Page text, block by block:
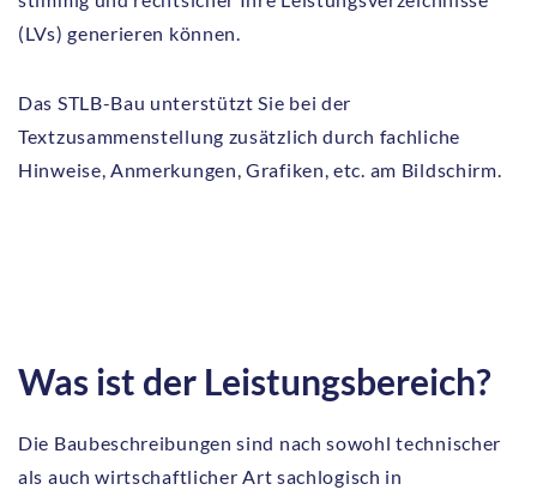
(LVs) generieren können.
Das STLB-Bau unterstützt Sie bei der
Textzusammenstellung zusätzlich durch fachliche
Hinweise, Anmerkungen, Grafiken, etc. am Bildschirm.
Was ist der Leistungsbereich?
Die Baubeschreibungen sind nach sowohl technischer
als auch wirtschaftlicher Art sachlogisch in